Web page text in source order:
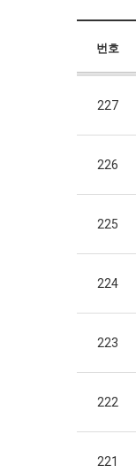
번호
227
226
225
224
223
222
221